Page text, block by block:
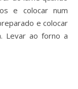
e colocar num
e colocar
Levar ao forno a